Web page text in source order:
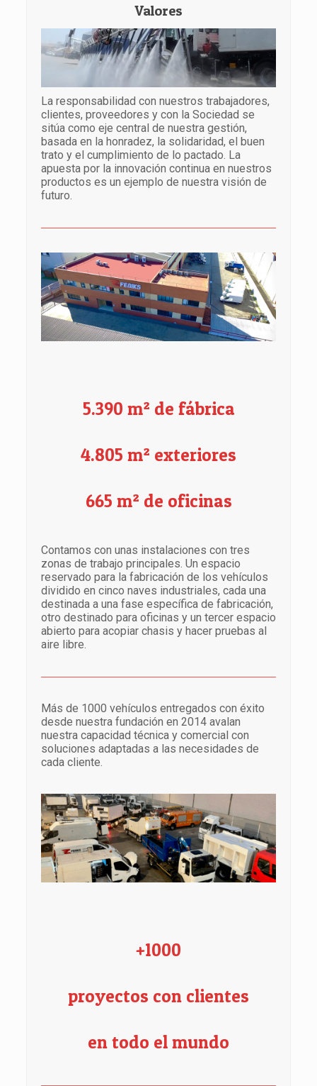
Valores
La responsabilidad con nuestros trabajadores,
clientes, proveedores y con la Sociedad se
sitúa como eje central de nuestra gestión,
basada en la honradez, la solidaridad, el buen
trato y el cumplimiento de lo pactado. La
apuesta por la innovación continua en nuestros
productos es un ejemplo de nuestra visión de
futuro.
5.390 m² de fábrica
4.805 m² exteriores
665 m² de oficinas
Contamos con unas instalaciones con tres
zonas de trabajo principales. Un espacio
reservado para la fabricación de los vehículos
dividido en cinco naves industriales, cada una
destinada a una fase específica de fabricación,
otro destinado para oficinas y un tercer espacio
abierto para acopiar chasis y hacer pruebas al
aire libre.
Más de 1000 vehículos entregados con éxito
desde nuestra fundación en 2014 avalan
nuestra capacidad técnica y comercial con
soluciones adaptadas a las necesidades de
cada cliente.
+1000
proyectos con clientes
en todo el mundo